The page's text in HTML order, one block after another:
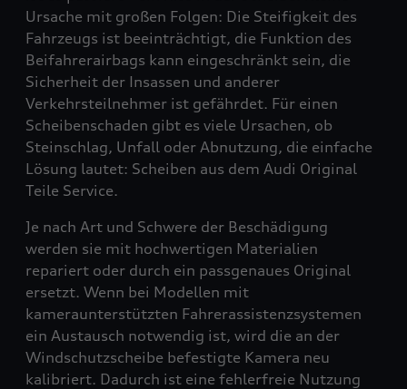
Ursache mit großen Folgen: Die Steifigkeit des
Fahrzeugs ist beeinträchtigt, die Funktion des
Beifahrerairbags kann eingeschränkt sein, die
Sicherheit der Insassen und anderer
Verkehrsteilnehmer ist gefährdet. Für einen
Scheibenschaden gibt es viele Ursachen, ob
Steinschlag, Unfall oder Abnutzung, die einfache
Lösung lautet: Scheiben aus dem Audi Original
Teile Service.
Je nach Art und Schwere der Beschädigung
werden sie mit hochwertigen Materialien
repariert oder durch ein passgenaues Original
ersetzt. Wenn bei Modellen mit
kameraunterstützten Fahrerassistenzsystemen
ein Austausch notwendig ist, wird die an der
Windschutzscheibe befestigte Kamera neu
kalibriert. Dadurch ist eine fehlerfreie Nutzung